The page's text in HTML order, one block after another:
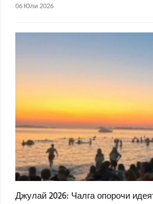
06 Юли 2026
Джулай 2026: Чалга опорочи